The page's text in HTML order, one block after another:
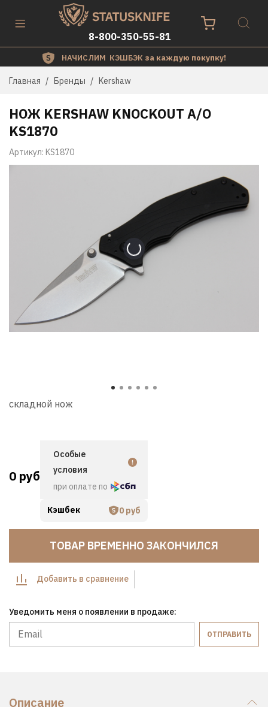
8-800-350-55-81
НАЧИСЛИМ КЭШБЭК за каждую покупку!
Главная Бренды Kershaw
Артикул: KS1870
НОЖ KERSHAW KNOCKOUT A/O
KS1870
складной нож
0 руб
Особые
условия
при оплате по
Кэшбек 0 руб
ТОВАР ВРЕМЕННО ЗАКОНЧИЛСЯ
Добавить в сравнение
Уведомить меня о появлении в продаже:
ОТПРАВИТЬ
Описание